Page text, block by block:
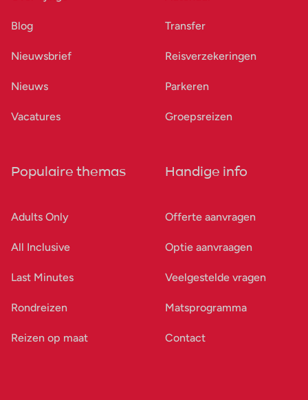
Blog
Nieuwsbrief
Nieuws
Vacatures
Transfer
Reisverzekeringen
Parkeren
Groepsreizen
Populaire themas
Adults Only
All Inclusive
Last Minutes
Rondreizen
Reizen op maat
Handige info
Offerte aanvragen
Optie aanvraagen
Veelgestelde vragen
Matsprogramma
Contact